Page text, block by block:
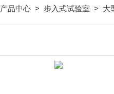
产品中心 > 步入式试验室 > 大